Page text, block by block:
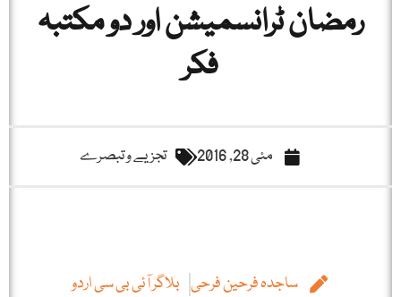
رمضان ٹرانسمیشن اور دو مکتبہ
فکر
مئی 28, 2016 تجزیے و تبصرے
ساجدہ فرحین فرحی بلاگر آئی بی سی اردو